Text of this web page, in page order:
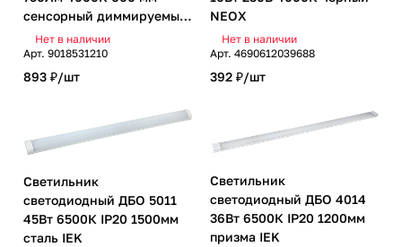
сенсорный диммируемый
модель A Gauss
Нет в наличии
Арт. 9018531210
893 ₽/шт
NEOX
Нет в наличии
Арт. 4690612039688
392 ₽/шт
Светильник
светодиодный ДБО 5011
45Вт 6500К IP20 1500мм
сталь IEK
Светильник
светодиодный ДБО 4014
36Вт 6500К IP20 1200мм
призма IEK